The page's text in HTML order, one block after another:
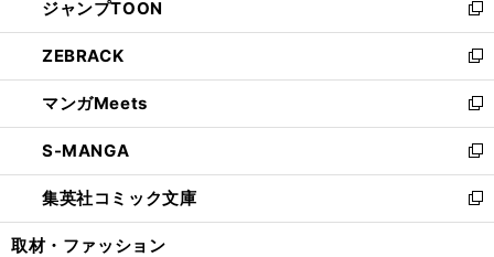
く
で
開
く
ド
ウ
で
開
く
ィ
ン
ド
ウ
で
開
く
い
ウ
ィ
ン
ド
ウ
で
開
く
ジャンプTOON
新
し
い
ウ
ィ
ン
ド
ウ
で
開
ZEBRACK
新
し
い
ウ
ィ
ン
ド
ウ
マンガMeets
新
し
い
ウ
ィ
ン
S-MANGA
新
し
い
ウ
集英社コミック文庫
新
し
取材・ファッション